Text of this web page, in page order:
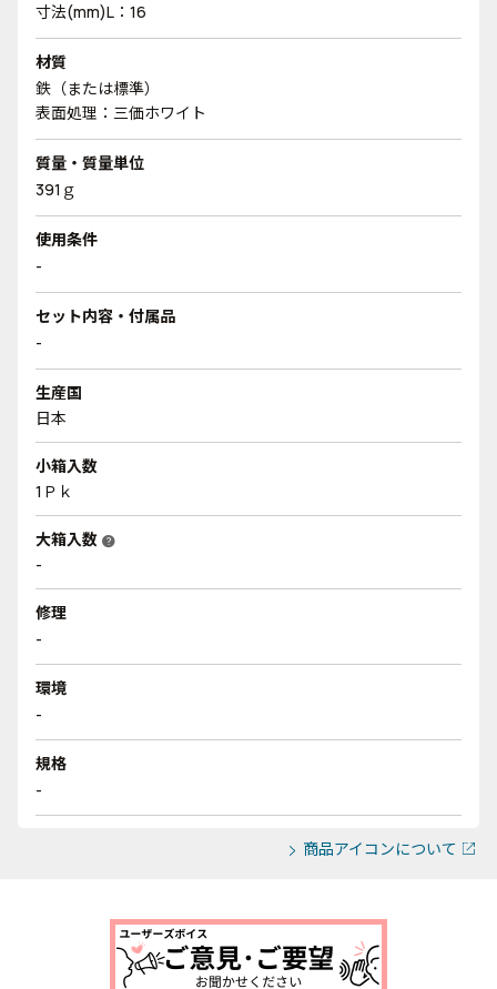
寸法(mm)L：16
材質
鉄（または標準）
表面処理：三価ホワイト
質量・質量単位
391ｇ
使用条件
-
セット内容・付属品
-
生産国
日本
小箱入数
1Ｐｋ
大箱入数 help
-
修理
-
環境
-
規格
-
商品アイコンについて